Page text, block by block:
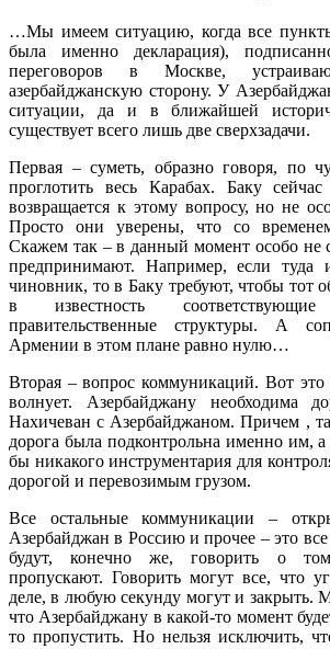
…Мы имеем ситуацию, когда все
была именно декларация),
переговоров в Москве,
азербайджанскую сторону. У
ситуации, да и в ближайшей
существует всего лишь две сверхзадачи.
Первая – суметь, образно говоря, по
проглотить весь Карабах. Баку
возвращается к этому вопросу, но не
Просто они уверены, что со
Скажем так – в данный момент особо не
предпринимают. Например, если туда
чиновник, то в Баку требуют, чтобы тот
в известность соответствующие
правительственные структуры. А
Армении в этом плане равно нулю…
Вторая – вопрос коммуникаций. Вот это
волнует. Азербайджану необходима
Нахичеван с Азербайджаном. Причем ,
дорога была подконтрольна именно им,
бы никакого инструментария для
дорогой и перевозимым грузом.
Все остальные коммуникации –
Азербайджан в Россию и прочее – это
будут, конечно же, говорить о
пропускают. Говорить могут все, что
деле, в любую секунду могут и закрыть.
что Азербайджану в какой-то момент
то пропустить. Но нельзя исключить,